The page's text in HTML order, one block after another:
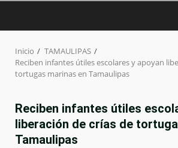
Inicio
TAMAULIPAS
Reciben infantes útiles escolares y apoyan
tortugas marinas en Tamaulipas
Reciben infantes útiles
liberación de crías de
Tamaulipas